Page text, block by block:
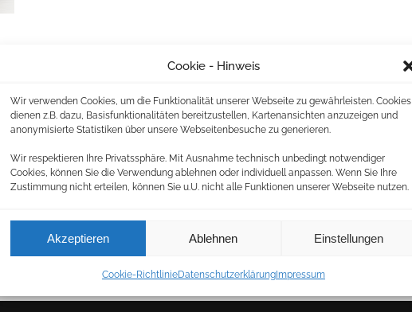
Cookie - Hinweis
Wir verwenden Cookies, um die Funktionalität unserer Webseite zu gewährleisten. Cookies
dienen z.B. dazu, Basisfunktionalitäten bereitzustellen, Kartenansichten anzuzeigen und
anonymisierte Statistiken über unsere Webseitenbesuche zu generieren.
Wir respektieren Ihre Privatssphäre. Mit Ausnahme technisch unbedingt notwendiger
Cookies, können Sie die Verwendung ablehnen oder individuell anpassen. Wenn Sie Ihre
Zustimmung nicht erteilen, können Sie u.U. nicht alle Funktionen unserer Webseite nutzen.
Akzeptieren Ablehnen Einstellungen
Cookie-RichtlinieDatenschutzerklärungImpressum